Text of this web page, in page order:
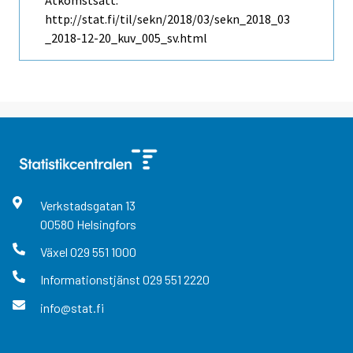
http://stat.fi/til/sekn/2018/03/sekn_2018_03
_2018-12-20_kuv_005_sv.html
Verkstadsgatan 13
00580 Helsingfors
Växel 029 551 1000
Informationstjänst 029 551 2220
info@stat.fi